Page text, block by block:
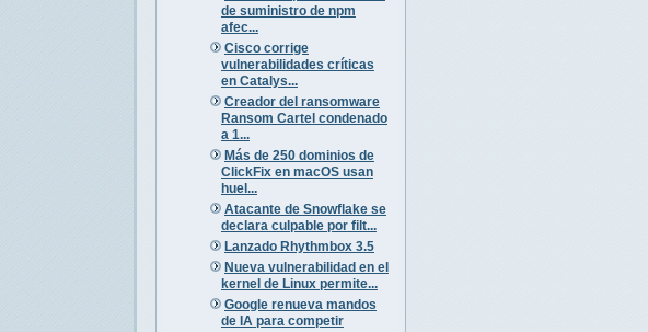
de suministro de npm
afec...
Cisco corrige
vulnerabilidades críticas
en Catalys...
Creador del ransomware
Ransom Cartel condenado
a 1...
Más de 250 dominios de
ClickFix en macOS usan
huel...
Atacante de Snowflake se
declara culpable por filt...
Lanzado Rhythmbox 3.5
Nueva vulnerabilidad en el
kernel de Linux permite...
Google renueva mandos
de IA para competir